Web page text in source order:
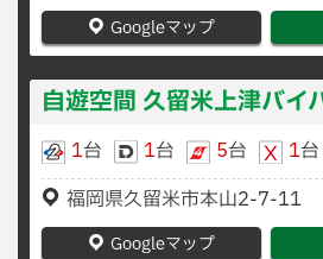
Googleマップ
自遊空間 久留米上津バイ
1台 1台 5台 1台
福岡県久留米市本山2-7-11
Googleマップ